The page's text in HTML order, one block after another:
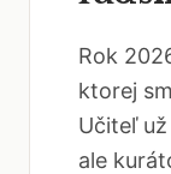
Rok
ktorej
Učiteľ
ale